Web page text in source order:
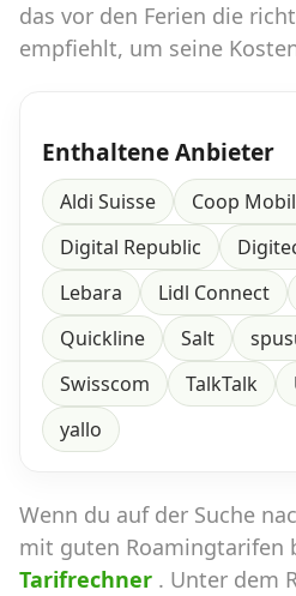
das vor den Ferien die
empfiehlt, um seine
Enthaltene Anbieter
Aldi Suisse Coop
Digital Republic
Lebara
Lidl Connect
Quickline
Salt
Swisscom
TalkTalk
yallo
Wenn du auf der Suche
mit guten Roamingtarifen
Tarifrechner . Unter dem